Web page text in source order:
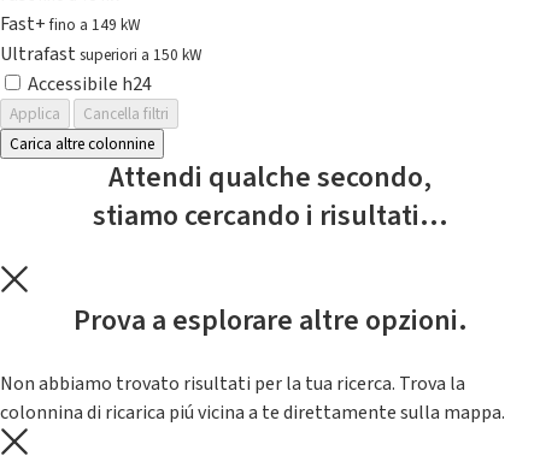
Fast+fino a 149 kW
Ultrafast superiori a 150 kW
Accessibile h24
Applica
Cancella filtri
Carica altre colonnine
Attendi qualche secondo,
stiamo cercando i risultati...
Prova a esplorare altre opzioni.
Non abbiamo trovato risultati per la tua ricerca. Trova la
colonnina di ricarica piú vicina a te direttamente sulla mappa.